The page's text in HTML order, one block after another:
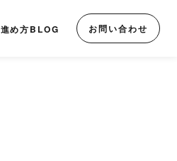
進め方BLOG お問い合わせ